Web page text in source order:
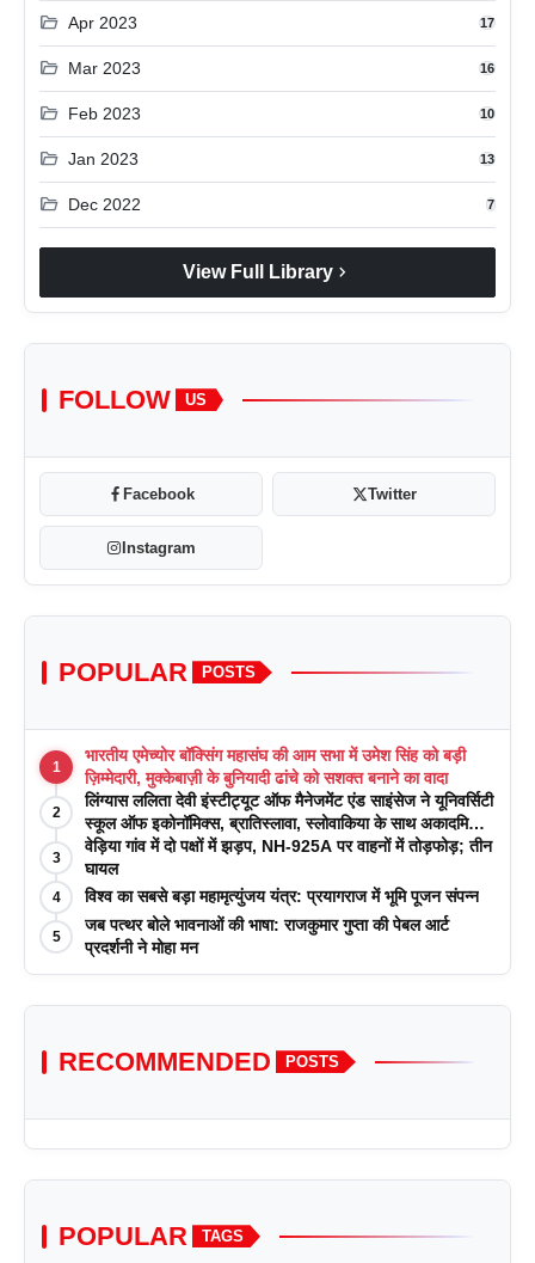
folder_open Apr 2023 17
folder_open Mar 2023 16
folder_open Feb 2023 10
folder_open Jan 2023 13
folder_open Dec 2022 7
View Full Library chevron_right
FOLLOW US
Facebook Twitter
Instagram
POPULAR POSTS
1
भारतीय एमेच्योर बॉक्सिंग महासंघ की आम सभा में उमेश सिंह को बड़ी
ज़िम्मेदारी, मुक्केबाज़ी के बुनियादी ढांचे को सशक्त बनाने का वादा
2
लिंग्यास ललिता देवी इंस्टीट्यूट ऑफ मैनेजमेंट एंड साइंसेज ने यूनिवर्सिटी
स्कूल ऑफ इकोनॉमिक्स, ब्रातिस्लावा, स्लोवाकिया के साथ अकादमिक
पत्रिकाओं में प्रकाशन रणनीतियों पर एक दिवसीय कार्यशाला का
आयोजन किया
3
वेड़िया गांव में दो पक्षों में झड़प, NH-925A पर वाहनों में तोड़फोड़; तीन
घायल
4 विश्व का सबसे बड़ा महामृत्युंजय यंत्र: प्रयागराज में भूमि पूजन संपन्न
5
जब पत्थर बोले भावनाओं की भाषा: राजकुमार गुप्ता की पेबल आर्ट
प्रदर्शनी ने मोहा मन
RECOMMENDED POSTS
POPULAR TAGS